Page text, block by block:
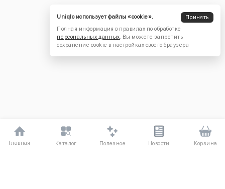
Главная Каталог Полезное Новости Корзина
Uniqlo использует файлы «cookie».
Принять
Полная информация в правилах по обработке
персональных данных . Вы можете запретить
сохранение cookie в настройках своего браузера